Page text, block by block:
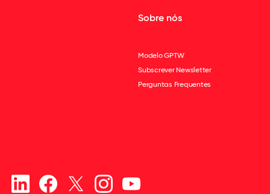
Sobre nós
Modelo GPTW
Subscrever Newsletter
Perguntas Frequentes